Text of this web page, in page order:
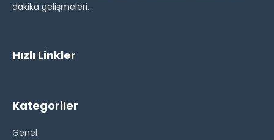
dakika gelişmeleri.
Hızlı Linkler
Kategoriler
Genel